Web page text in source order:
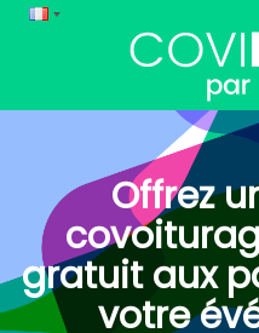
Offrez
gratuit aux
votre